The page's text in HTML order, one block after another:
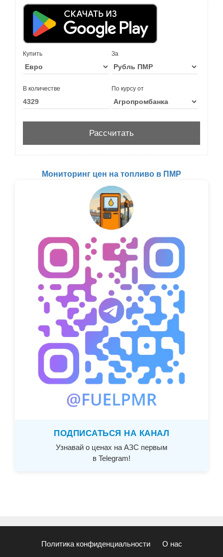
Купить За
В количестве По курсу от
Мониторинг цен на топливо в ПМР
ПОДПИСАТЬСЯ НА КАНАЛ
Узнавай о ценах на АЗС первым
в Telegram!
Политика конфиденциальности О нас